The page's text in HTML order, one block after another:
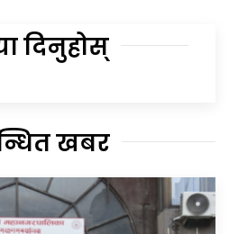
दिनुहोस्
खबर